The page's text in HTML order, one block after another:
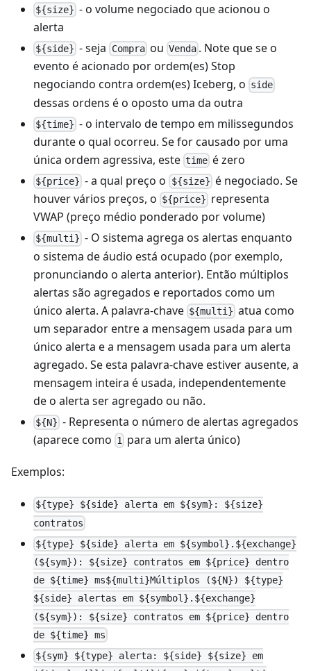
${size} - o volume negociado que acionou o
alerta
${side} - seja Compraou Venda . Note que se o
evento é acionado por ordem(es) Stop
negociando contra ordem(es) Iceberg, o side
dessas ordens é o oposto uma da outra
${time} - o intervalo de tempo em milissegundos
durante o qual ocorreu. Se for causado por uma
única ordem agressiva, este time é zero
${price} - a qual preço o ${size} é negociado. Se
houver vários preços, o ${price} representa
VWAP (preço médio ponderado por volume)
${multi} - O sistema agrega os alertas enquanto
o sistema de áudio está ocupado (por exemplo,
pronunciando o alerta anterior). Então múltiplos
alertas são agregados e reportados como um
único alerta. A palavra-chave ${multi} atua como
um separador entre a mensagem usada para um
único alerta e a mensagem usada para um alerta
agregado. Se esta palavra-chave estiver ausente, a
mensagem inteira é usada, independentemente
de o alerta ser agregado ou não.
${N} - Representa o número de alertas agregados
(aparece como 1 para um alerta único)
Exemplos:
${type} ${side} alerta em ${sym}: ${size}
contratos
${type} ${side} alerta em ${symbol}.${exchange}
(${sym}): ${size} contratos em ${price} dentro
de ${time} ms${multi}Múltiplos (${N}) ${type}
${side} alertas em ${symbol}.${exchange}
(${sym}): ${size} contratos em ${price} dentro
de ${time} ms
${sym} ${type} alerta: ${side} ${size} em